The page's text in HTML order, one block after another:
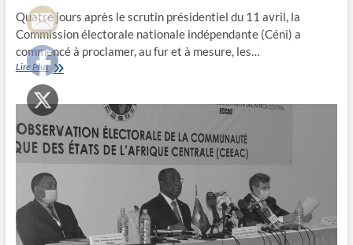
Quatre jours après le scrutin présidentiel du 11 avril, la
Commission électorale nationale indépendante (Céni) a
commencé à proclamer, au fur et à mesure, les…
Lire PlusLe
mandat
du
Maréchal
assuré